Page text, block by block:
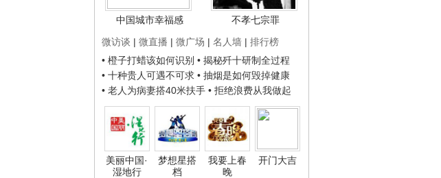
中国城市幸福感
不孝七宗罪
微访谈 | 微直播 | 微广场 | 名人墙 | 排行榜
• 橙子打蜡该如何识别 • 揭秘歼十研制全过程
• 十种贵人可遇不可求 • 抽烟是如何毁掉健康
• 老人为病妻搭40米扶手 • 拒绝浪费从我做起
美丽中国·
湿地行
梦想星搭
档
我要上春
晚
开门大吉